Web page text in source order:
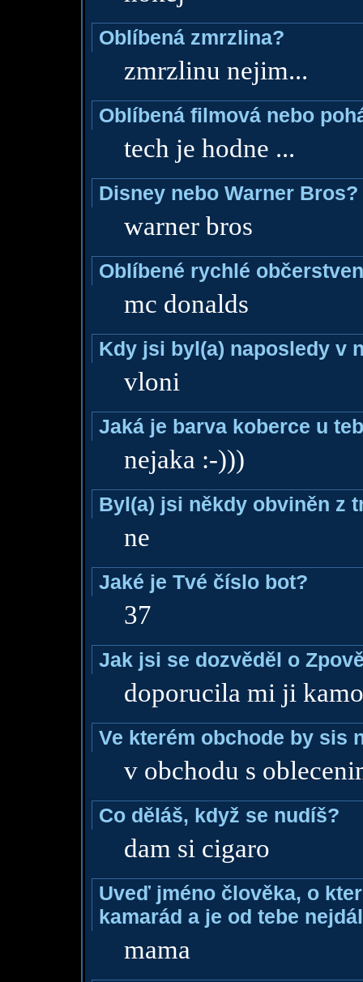
Oblíbená zmrzlina?
zmrzlinu nejim...
Oblíbená filmová nebo
tech je hodne ...
Disney nebo Warner Bros?
warner bros
Oblíbené rychlé
mc donalds
Kdy jsi byl(a) naposledy v
vloni
Jaká je barva koberce u
nejaka :-)))
Byl(a) jsi někdy obviněn z
ne
Jaké je Tvé číslo bot?
37
Jak jsi se dozvěděl o
doporucila mi ji
Ve kterém obchode by sis
v obchodu s
Co děláš, když se nudíš?
dam si cigaro
Uveď jméno člověka, o
kamarád a je od tebe
mama